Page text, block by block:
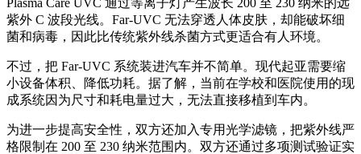
紫外 C 波段光线。Far-UVC 无法穿透人体皮肤，却能破坏细
菌和病毒，因此比传统紫外线杀菌方式更适合有人环境。
不过，把 Far-UVC 系统装进汽车并不简单。现代起亚需要缩
小设备体积、降低功耗。据了解，当前在学校和医院使用的现
成系统因为尺寸和耗电量过大，无法直接移植到车内。
为进一步提高安全性，双方还加入专用光学滤镜，把紫外线严
格限制在 200 至 230 纳米范围内。双方还通过多项测试验证实